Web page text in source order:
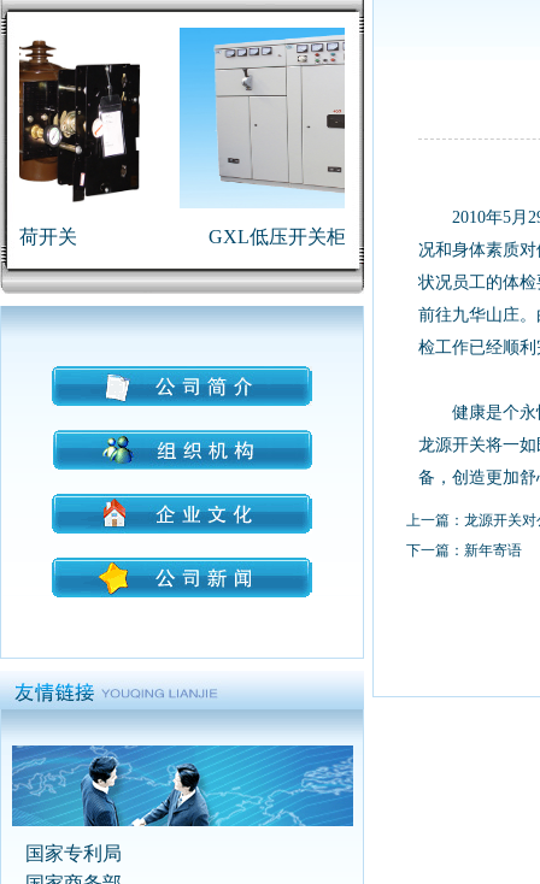
开关 GXL低压开关柜固定式
DZNL-
国家专利局
2010年5月
况和身体素质
状况员工的体
前往九华山庄
检工作已经顺利
健康是个
龙源开关将一
备，创造更加
上一篇： 龙源开关
下一篇： 新年寄语